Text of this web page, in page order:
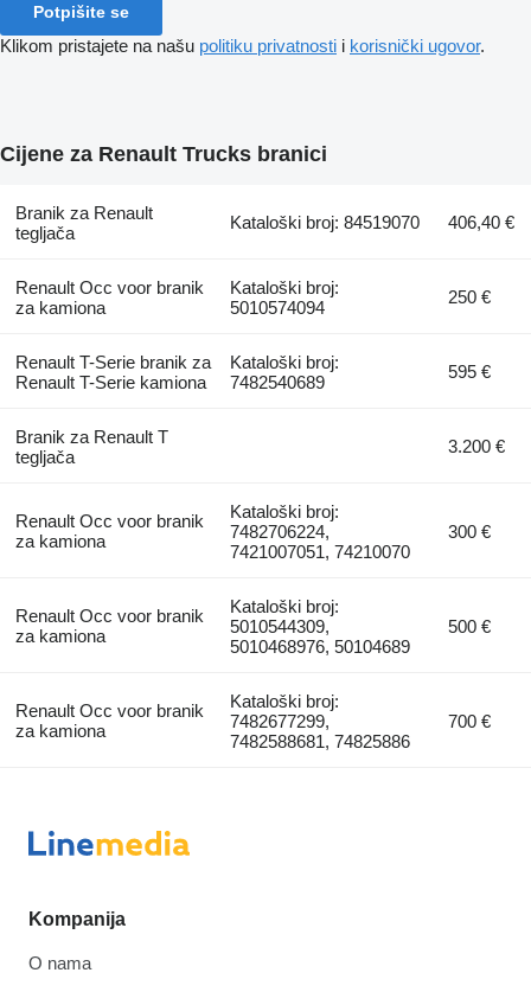
Potpišite se
Klikom pristajete na našu politiku privatnosti i korisnički ugovor.
Cijene za Renault Trucks branici
Branik za Renault
tegljača
Kataloški broj: 84519070 406,40 €
Renault Occ voor branik
za kamiona
Kataloški broj:
5010574094
250 €
Renault T-Serie branik za
Renault T-Serie kamiona
Kataloški broj:
7482540689
595 €
Branik za Renault T
tegljača
3.200 €
Renault Occ voor branik
za kamiona
Kataloški broj:
7482706224,
7421007051, 74210070
300 €
Renault Occ voor branik
za kamiona
Kataloški broj:
5010544309,
5010468976, 50104689
500 €
Renault Occ voor branik
za kamiona
Kataloški broj:
7482677299,
7482588681, 74825886
700 €
Kompanija
O nama